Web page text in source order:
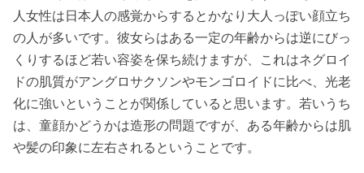
人女性は日本人の感覚からするとかなり大人っぽい顔立ち
の人が多いです。彼女らはある一定の年齢からは逆にびっ
くりするほど若い容姿を保ち続けますが、これはネグロイ
ドの肌質がアングロサクソンやモンゴロイドに比べ、光老
化に強いということが関係していると思います。若いうち
は、童顔かどうかは造形の問題ですが、ある年齢からは肌
や髪の印象に左右されるということです。